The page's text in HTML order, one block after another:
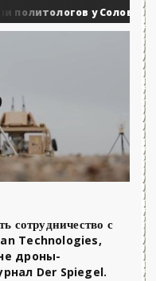
у Соловьёва
сотрудничество с
Technologies,
дроны-
Der Spiegel.